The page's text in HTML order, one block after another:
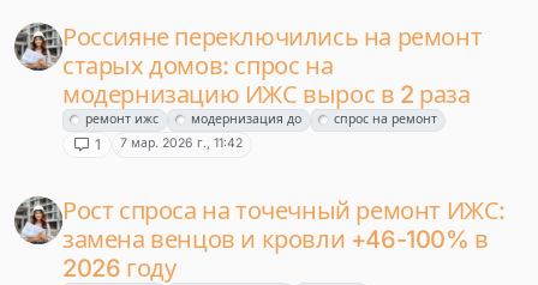
Россияне переключились на ремонт
старых домов: спрос на
модернизацию ИЖС вырос в 2 раза
ремонт ижс модернизация до спрос на ремонт
1 7 мар. 2026 г., 11:42
Рост спроса на точечный ремонт ИЖС:
замена венцов и кровли +46-100% в
2026 году